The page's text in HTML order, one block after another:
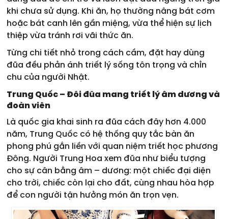
khi chưa sử dụng. Khi ăn, họ thường nâng bát cơm
hoặc bát canh lên gần miệng, vừa thể hiện sự lịch
thiệp vừa tránh rơi vãi thức ăn.
Từng chi tiết nhỏ trong cách cầm, đặt hay dùng
đũa đều phản ánh triết lý sống tôn trọng và chỉn
chu của người Nhật.
Trung Quốc – Đôi đũa mang triết lý âm dương và
đoàn viên
Là quốc gia khai sinh ra đũa cách đây hơn 4.000
năm, Trung Quốc có hệ thống quy tắc bàn ăn
phong phú gắn liền với quan niệm triết học phương
Đông. Người Trung Hoa xem đũa như biểu tượng
cho sự cân bằng âm – dương: một chiếc đại diện
cho trời, chiếc còn lại cho đất, cùng nhau hòa hợp
để con người tận hưởng món ăn trọn vẹn.